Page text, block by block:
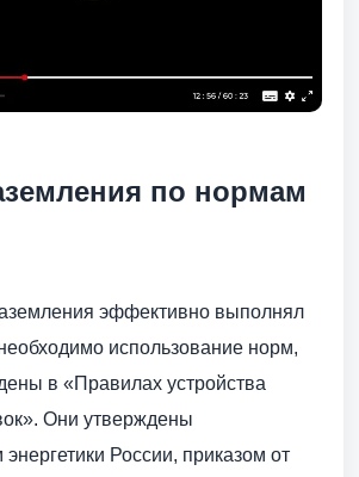
по нормам
эффективно выполнял
использование норм,
в «Правилах устройства
Они утверждены
России, приказом от